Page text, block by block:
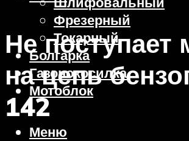
Фрезерный
Токарный
Болгарка
Газонокосилка
Мотоблок
Меню
Не поступает
на цепь
142